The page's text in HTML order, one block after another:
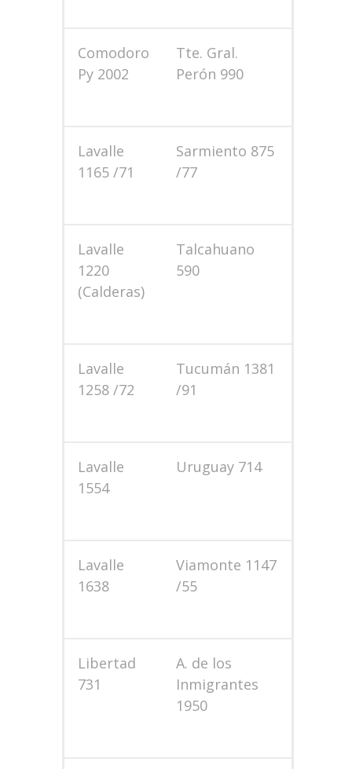
Comodoro
Py 2002
Tte. Gral.
Perón 990
Lavalle
1165 /71
Sarmiento 875
/77
Lavalle
1220
(Calderas)
Talcahuano
590
Lavalle
1258 /72
Tucumán 1381
/91
Lavalle
1554
Uruguay 714
Lavalle
1638
Viamonte 1147
/55
Libertad
731
A. de los
Inmigrantes
1950